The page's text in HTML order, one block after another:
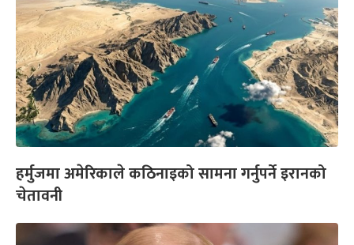
हर्मुजमा अमेरिकाले कठिनाइको सामना गर्नुपर्ने इरानको
चेतावनी